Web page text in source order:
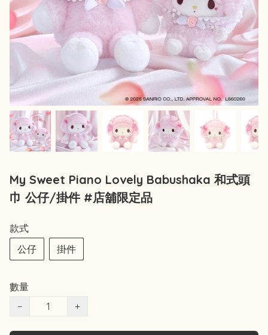
My Sweet Piano Lovely Babushaka 和式頭
巾 公仔/掛件 #店舖限定品
款式
公仔
掛件
數量
−
+